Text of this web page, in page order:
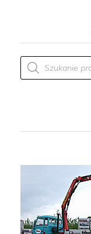
Products
search